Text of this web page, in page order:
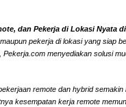
dan Pekerja di Lokasi Nyata
pekerja di lokasi yang
menyediakan solusi
remote dan hybrid
kesempatan kerja remote